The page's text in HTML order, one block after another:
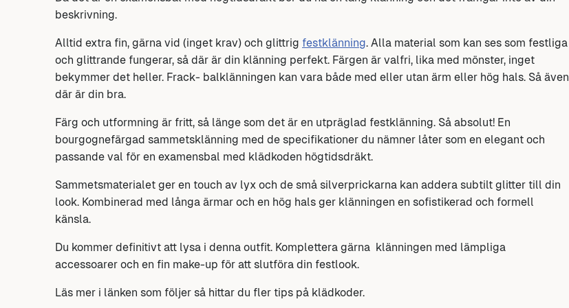
beskrivning.
Alltid extra fin, gärna vid (inget krav) och glittrig festklänning. Alla material som kan ses som festliga
och glittrande fungerar, så där är din klänning perfekt. Färgen är valfri, lika med mönster, inget
bekymmer det heller. Frack- balklänningen kan vara både med eller utan ärm eller hög hals. Så även
där är din bra.
Färg och utformning är fritt, så länge som det är en utpräglad festklänning. Så absolut! En
bourgognefärgad sammetsklänning med de specifikationer du nämner låter som en elegant och
passande val för en examensbal med klädkoden högtidsdräkt.
Sammetsmaterialet ger en touch av lyx och de små silverprickarna kan addera subtilt glitter till din
look. Kombinerad med långa ärmar och en hög hals ger klänningen en sofistikerad och formell
känsla.
Du kommer definitivt att lysa i denna outfit. Komplettera gärna klänningen med lämpliga
accessoarer och en fin make-up för att slutföra din festlook.
Läs mer i länken som följer så hittar du fler tips på klädkoder.